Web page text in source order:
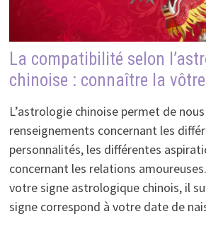
La compatibilité selon
chinoise : connaître la vôtre
L’astrologie chinoise permet de
renseignements concernant les
personnalités, les différentes
concernant les relations
votre signe astrologique chinois, il
signe correspond à votre date de